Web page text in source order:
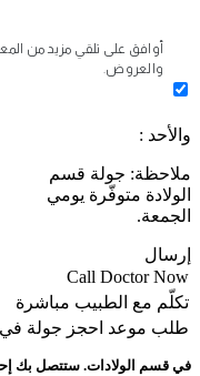
أوافق على تلقي مزيد من
والعروض.
والأحد :
ملاحظة: جولة قسم
الولادة متوفّرة يومي
الجمعة.
إرسال
Call Doctor Now
تكلّم مع الطبيب مباشرة
طلب موعد احجز جولة
في قسم الولادات. ستتصل بك